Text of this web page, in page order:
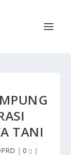
TANI
| 0 |